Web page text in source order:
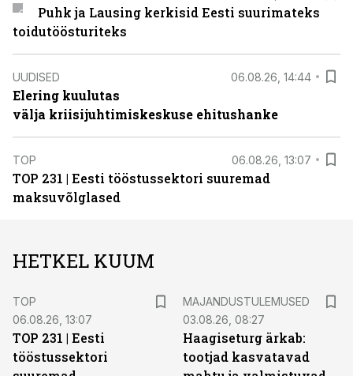
Puhk ja Lausing kerkisid Eesti suurimateks
toidutöösturiteks
UUDISED 06.08.26, 14:44
Elering kuulutas
välja kriisijuhtimiskeskuse ehitushanke
TOP 06.08.26, 13:07
TOP 231 | Eesti tööstussektori suuremad
maksuvõlglased
HETKEL KUUM
TOP
06.08.26, 13:07
TOP 231 | Eesti
tööstussektori
MAJANDUSTULEMUSED
03.08.26, 08:27
Haagiseturg ärkab:
tootjad kasvatavad